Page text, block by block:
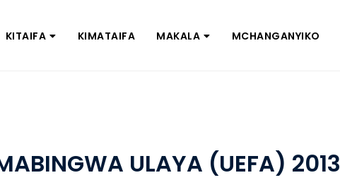
KITAIFA KIMATAIFA MAKALA MCHANGANYIKO
ULAYA (UEFA) 2013